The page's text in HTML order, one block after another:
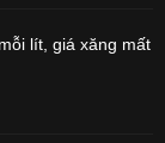
lít, giá xăng mất